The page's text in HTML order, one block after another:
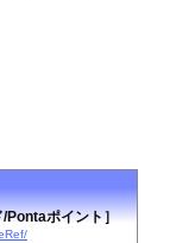
Pontaポイント］